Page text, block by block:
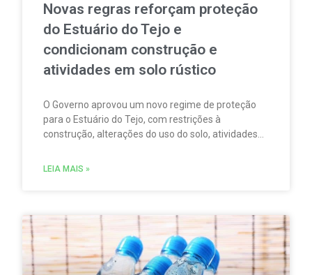
Novas regras reforçam proteção
do Estuário do Tejo e
condicionam construção e
atividades em solo rústico
O Governo aprovou um novo regime de proteção
para o Estuário do Tejo, com restrições à
construção, alterações do uso do solo, atividades
motorizada e sobrevoos nas áreas abrangidas pela
LEIA MAIS »